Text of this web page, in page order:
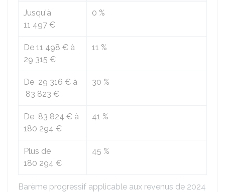
Barème progressif applicable aux revenus de 2024
Jusqu'à
11 497 €
0 %
De 11 498 € à
29 315 €
11 %
De 29 316 € à
83 823 €
30 %
De 83 824 € à
180 294 €
41 %
Plus de
180 294 €
45 %